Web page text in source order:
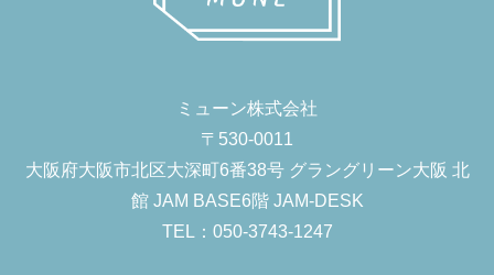
ミューン株式会社
〒530-0011
大阪府大阪市北区大深町6番38号 グラングリーン大阪 北
館 JAM BASE6階 JAM-DESK
TEL：050-3743-1247